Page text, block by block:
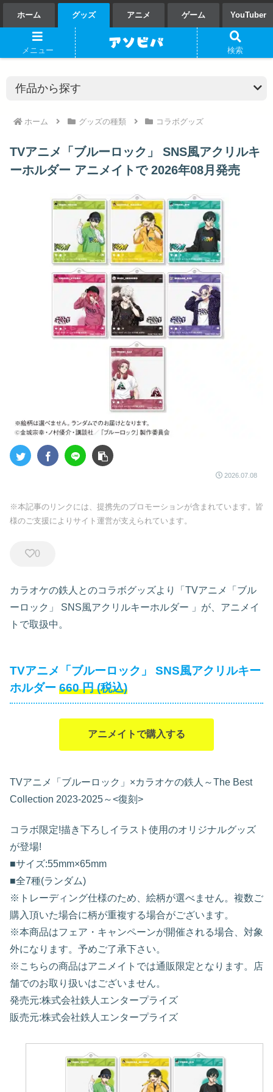
ホーム グッズ アニメ ゲーム YouTuber
ホーム グッズの種類 コラボグッズ
TVアニメ「ブルーロック」 SNS風アクリルキ
ーホルダー アニメイトで 2026年08月発売
2026.07.08
※本記事のリンクには、提携先のプロモーションが含まれています。皆
様のご支援によりサイト運営が支えられています。
0
カラオケの鉄人とのコラボグッズより「TVアニメ「ブル
ーロック」 SNS風アクリルキーホルダー 」が、アニメイ
トで取扱中。
TVアニメ「ブルーロック」 SNS風アクリルキー
ホルダー 660 円 (税込)
アニメイトで購入する
TVアニメ「ブルーロック」×カラオケの鉄人～The Best
Collection 2023-2025～<復刻>
コラボ限定!描き下ろしイラスト使用のオリジナルグッズ
が登場!
■サイズ:55mm×65mm
■全7種(ランダム)
※トレーディング仕様のため、絵柄が選べません。複数ご
購入頂いた場合に柄が重複する場合がございます。
※本商品はフェア・キャンペーンが開催される場合、対象
外になります。予めご了承下さい。
※こちらの商品はアニメイトでは通販限定となります。店
舗でのお取り扱いはございません。
発売元:株式会社鉄人エンタープライズ
販売元:株式会社鉄人エンタープライズ
メニュー 検索